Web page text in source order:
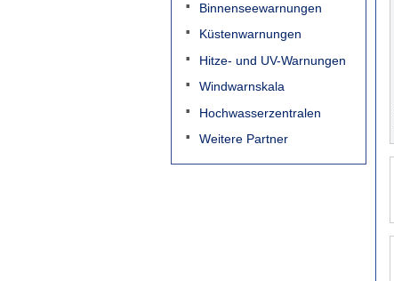
Binnenseewarnungen
Küstenwarnungen
Hitze- und UV-Warnungen
Windwarnskala
Hochwasserzentralen
Weitere Partner